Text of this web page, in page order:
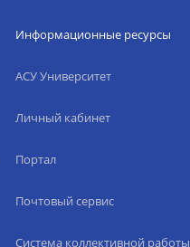
Информационные ресурсы
АСУ Университет
Личный кабинет
Портал
Почтовый сервис
Система коллективной работы